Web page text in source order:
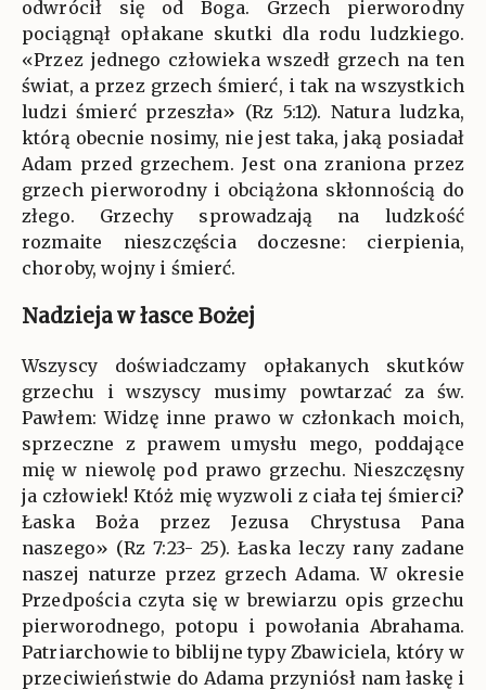
odwrócił się od Boga. Grzech pierworodny
pociągnął opłakane skutki dla rodu ludzkiego.
«Przez jednego człowieka wszedł grzech na ten
świat, a przez grzech śmierć, i tak na wszystkich
ludzi śmierć przeszła» (Rz 5:12). Natura ludzka,
którą obecnie nosimy, nie jest taka, jaką posiadał
Adam przed grzechem. Jest ona zraniona przez
grzech pierworodny i obciążona skłonnością do
złego. Grzechy sprowadzają na ludzkość
rozmaite nieszczęścia doczesne: cierpienia,
choroby, wojny i śmierć.
Nadzieja w łasce Bożej
Wszyscy doświadczamy opłakanych skutków
grzechu i wszyscy musimy powtarzać za św.
Pawłem: Widzę inne prawo w członkach moich,
sprzeczne z prawem umysłu mego, poddające
mię w niewolę pod prawo grzechu. Nieszczęsny
ja człowiek! Któż mię wyzwoli z ciała tej śmierci?
Łaska Boża przez Jezusa Chrystusa Pana
naszego» (Rz 7:23- 25). Łaska leczy rany zadane
naszej naturze przez grzech Adama. W okresie
Przedpościa czyta się w brewiarzu opis grzechu
pierworodnego, potopu i powołania Abrahama.
Patriarchowie to biblijne typy Zbawiciela, który w
przeciwieństwie do Adama przyniósł nam łaskę i